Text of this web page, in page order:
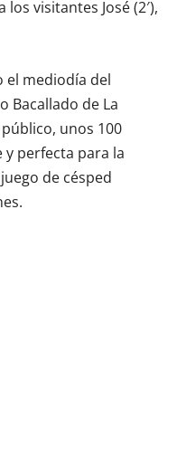
visitantes José (2′),
el mediodía del
Bacallado de La
unos 100
y perfecta para la
de césped